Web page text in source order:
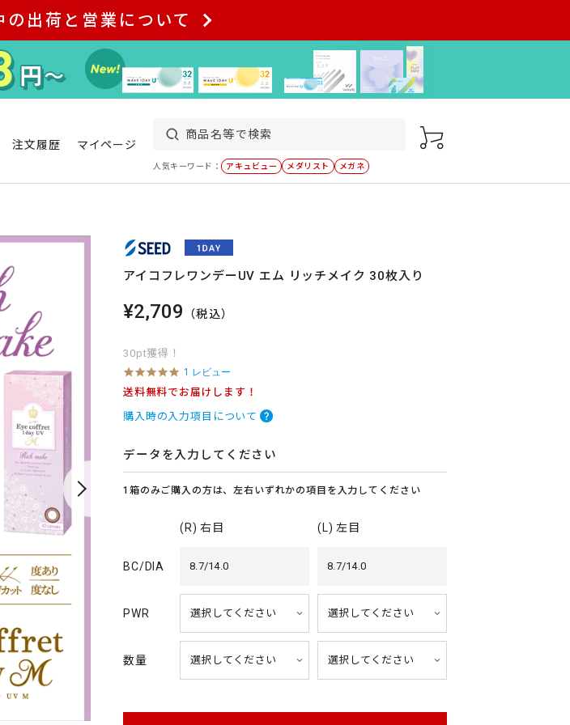
出荷と営業について
注文履歴 マイページ
人気キーワード： アキュビュー メダリスト メガネ
アイコフレワンデーUV エム リッチメイク 30枚入り
¥2,709 （税込）
30pt獲得！
5
.
0
s
r
r
a
t
n
g
1 レビュー
送料無料でお届けします！
購入時の入力項目について
データを入力してください
1箱のみご購入の方は、左右いずれかの項目を入力してください
(R) 右目 (L) 左目
BC/DIA 8.7/14.0 8.7/14.0
PWR
数量